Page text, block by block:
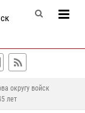
округу войск
лет